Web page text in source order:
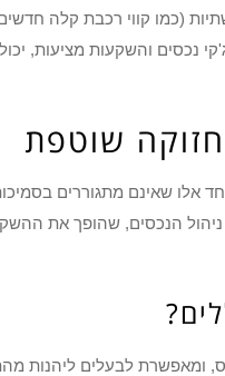
(כמו קווי רכבת קלה
נכסים והשקעות מציעות,
שוטפת
אלו שאינם מתגוררים
ניהול הנכסים, שהופך את
ומאפשרת לבעלים ליהנות